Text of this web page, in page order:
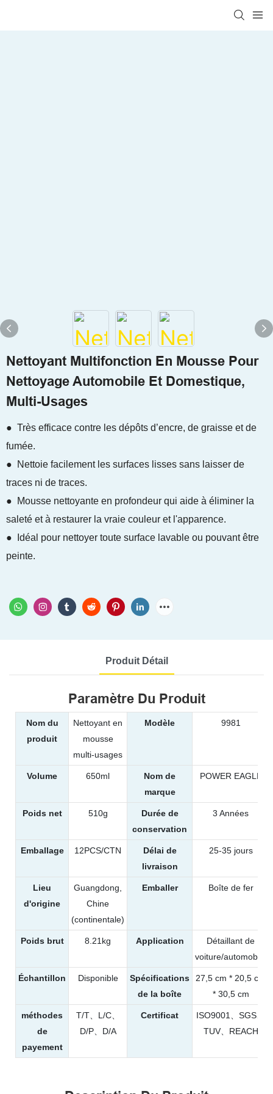
Nettoyant Multifonction En Mousse Pour
Nettoyage Automobile Et Domestique,
Multi-Usages
● Très efficace contre les dépôts d’encre, de graisse et de
fumée.
● Nettoie facilement les surfaces lisses sans laisser de
traces ni de traces.
● Mousse nettoyante en profondeur qui aide à éliminer la
saleté et à restaurer la vraie couleur et l'apparence.
● Idéal pour nettoyer toute surface lavable ou pouvant être
peinte.
Produit Détail
Paramètre Du Produit
Nom du
produit
Nettoyant en
mousse
multi-usages
Modèle 9981
Volume 650ml
Nom de
marque
POWER EAGLE
Poids net 510g
Durée de
conservation
3 Années
Emballage 12PCS/CTN
Délai de
livraison
25-35 jours
Lieu
d'origine
Guangdong,
Chine
(continentale)
Emballer Boîte de fer
Poids brut 8.21kg Application
Détaillant de
voiture/automobile
Échantillon Disponible
Spécifications
de la boîte
27,5 cm * 20,5 cm
* 30,5 cm
méthodes
de
payement
T/T、L/C、
D/P、D/A
Certificat
ISO9001、SGS、
TUV、REACH